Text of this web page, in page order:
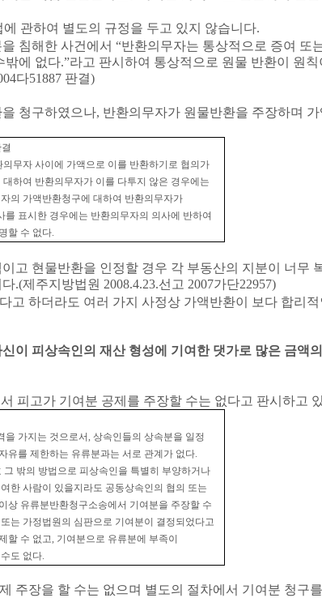
관하여 별도의 규정을 두고 있지 않습니다.
침해한 사건에서 “반환의무자는 통상적으로 증여 또
밖에 없다.”라고 판시하여 통상적으로 원물 반환이 원
다51887 판결)
청구하였으나, 반환의무자가 원물반환을 주장하며
무자 사이에 가액으로 이를 반환하기로 협의가
하여 반환의무자가 이를 다투지 않은 경우에는
의 가액반환청구에 대하여 반환의무자가
표시한 경우에는 반환의무자의 의사에 반하여
할 수 없다.
고 현물반환을 인정할 경우 각 부동산의 지분이 너무
다.(제주지방법원 2008.4.23.선고 2007가단22957)
고 하더라도 여러 가지 사정상 가액반환이 보다 합리
이 피상속인의 재산 형성에 기여한 댓가로 많은 금
피고가 기여분 공제를 주장할 수는 없다고 판시하고
을 가지는 것으로서, 상속인들의 상속분을 일정
유를 제한하는 유류분과는 서로 관계가 없다.
그 밖의 방법으로 피상속인을 특별히 부양하거나
한 사람이 있을지라도 공동상속인의 협의 또는
상 유류분반환청구소송에서 기여분을 주장할 수
는 가정법원의 심판으로 기여분이 결정되었다고
할 수 없고, 기여분으로 유류분에 부족이
도 없다.
주장을 할 수는 없으며 별도의 절차에서 기여분 청구